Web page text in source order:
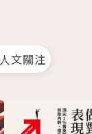
人文關注